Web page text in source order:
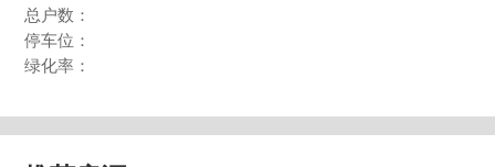
总户数：
停车位：
绿化率：